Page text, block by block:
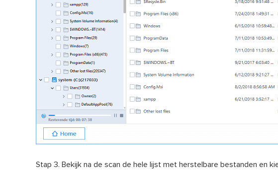
Stap 3. Bekijk na de scan de hele lijst met herstelbare bestanden en